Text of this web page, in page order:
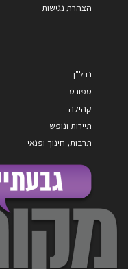
הצהרת נגישות
נדל"ן
ספורט
קהילה
תיירות ונופש
תרבות, חינוך ופנאי